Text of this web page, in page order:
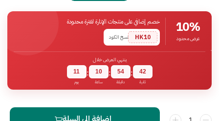
10%
عرض محدود
خصم إضافي على منتجات الإنارة لفترة محدودة
HK10
نسخ الكود
ينتهي العرض خلال
11
يوم
: 10
ساعة
: 54
دقيقة
: 41
ثانية